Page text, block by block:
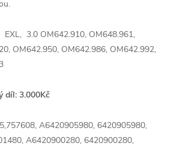
EXL, 3.0 OM642.910, OM648.961,
OM642.950, OM642.986, OM642.992,
díl: 3.000Kč
A6420905980, 6420905980,
A6420900280, 6420900280,